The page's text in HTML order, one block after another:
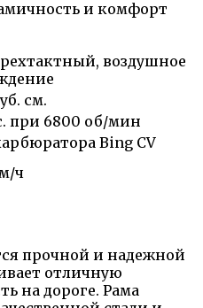
и комфорт
воздушное
см.
при 6800 об/мин
Bing CV
ч
прочной и надежной
отличную
на дороге. Рама